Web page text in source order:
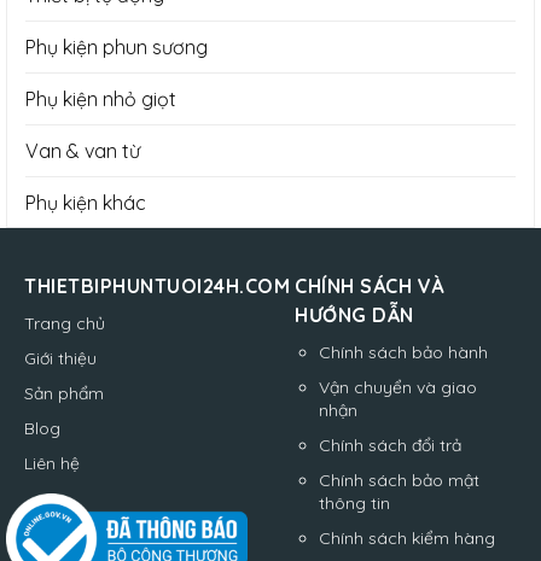
Phụ kiện phun sương
Phụ kiện nhỏ giọt
Van & van từ
Phụ kiện khác
THIETBIPHUNTUOI24H.COM
Trang chủ
Giới thiệu
Sản phẩm
Blog
Liên hệ
CHÍNH SÁCH VÀ
HƯỚNG DẪN
Chính sách bảo hành
Vận chuyển và giao
nhận
Chính sách đổi trả
Chính sách bảo mật
thông tin
Chính sách kiểm hàng